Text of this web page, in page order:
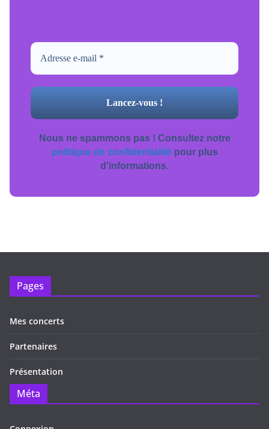
Nous ne spammons pas ! Consultez notre
politique de confidentialitépour plus
d’informations.
Pages
Mes concerts
Partenaires
Présentation
Méta